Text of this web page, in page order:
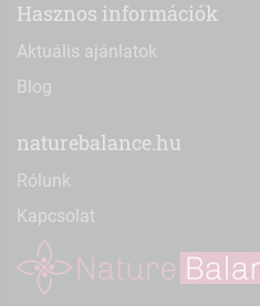
Hasznos információk
Aktuális ajánlatok
Blog
naturebalance.hu
Rólunk
Kapcsolat